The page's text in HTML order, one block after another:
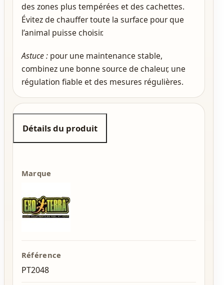
des zones plus tempérées et des cachettes.
Évitez de chauffer toute la surface pour que
l’animal puisse choisir.
Astuce :pour une maintenance stable,
combinez une bonne source de chaleur, une
régulation fiable et des mesures régulières.
Détails du produit
Marque
Référence
PT2048